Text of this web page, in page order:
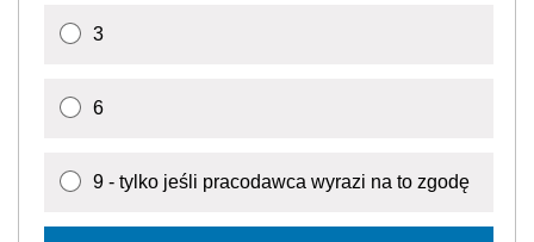
3
6
9 - tylko jeśli pracodawca wyrazi na to zgodę